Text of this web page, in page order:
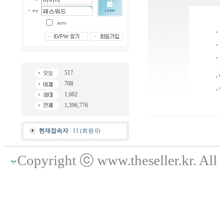
517
708
1,602
1,396,776
현재접속자: 11 (회원 0)
Copyright ⓒ www.theseller.kr. All